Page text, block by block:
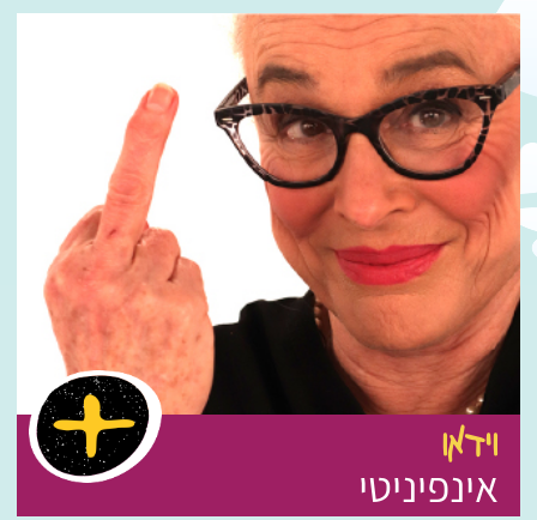
וידאו
אינפיניטי